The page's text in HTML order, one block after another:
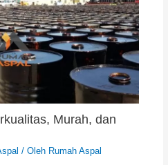
Murah, dan
/ Oleh Rumah Aspal